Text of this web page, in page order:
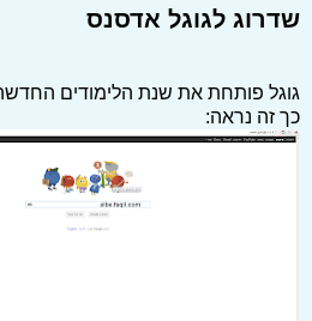
שדרוג לגוגל אדסנס
גוגל פותחת את שנת הלימודים
כך זה נראה: